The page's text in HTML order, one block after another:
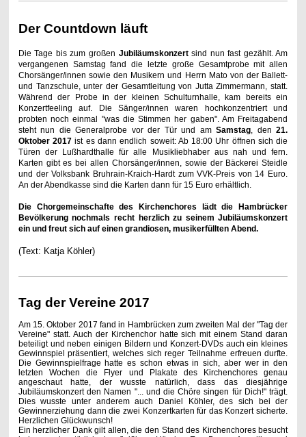
Der Countdown läuft
Die Tage bis zum großen Jubiläumskonzertsind nun fast gezählt. Am
vergangenen Samstag fand die letzte große Gesamtprobe mit allen
Chorsänger/innen sowie den Musikern und Herrn Mato von der Ballett-
und Tanzschule, unter der Gesamtleitung von Jutta Zimmermann, statt.
Während der Probe in der kleinen Schulturnhalle, kam bereits ein
Konzertfeeling auf. Die Sänger/innen waren hochkonzentriert und
probten noch einmal "was die Stimmen her gaben". Am Freitagabend
steht nun die Generalprobe vor der Tür und amSamstag, den21.
Oktober 2017 ist es dann endlich soweit: Ab 18:00 Uhr öffnen sich die
Türen der Lußhardthalle für alle Musikliebhaber aus nah und fern.
Karten gibt es bei allen Chorsänger/innen, sowie der Bäckerei Steidle
und der Volksbank Bruhrain-Kraich-Hardt zum VVK-Preis von 14 Euro.
An der Abendkasse sind die Karten dann für 15 Euro erhältlich.
Die Chorgemeinschafte des Kirchenchores lädt die Hambrücker
Bevölkerung nochmals recht herzlich zu seinem Jubiläumskonzert
ein und freut sich auf einen grandiosen, musikerfüllten Abend.
(Text: Katja Köhler)
Tag der Vereine 2017
Am 15. Oktober 2017 fand in Hambrücken zum zweiten Mal der "Tag der
Vereine" statt. Auch der Kirchenchor hatte sich mit einem Stand daran
beteiligt und neben einigen Bildern und Konzert-DVDs auch ein kleines
Gewinnspiel präsentiert, welches sich reger Teilnahme erfreuen durfte.
Die Gewinnspielfrage hatte es schon etwas in sich, aber wer in den
letzten Wochen die Flyer und Plakate des Kirchenchores genau
angeschaut hatte, der wusste natürlich, dass das diesjährige
Jubiläumskonzert den Namen "... und die Chöre singen für Dich!" trägt.
Dies wusste unter anderem auch Daniel Köhler, des sich bei der
Gewinnerziehung dann die zwei Konzertkarten für das Konzert sicherte.
Herzlichen Glückwunsch!
Ein herzlicher Dank gilt allen, die den Stand des Kirchenchores besucht